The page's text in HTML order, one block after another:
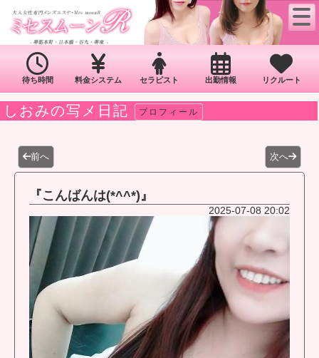
待ち時間 料金システム セラピスト 出勤情報 リクルート
しおみの写メ日記 プロフィール
前へ 次へ
『こんばんは(*^^*)』
2025-07-08 20:02